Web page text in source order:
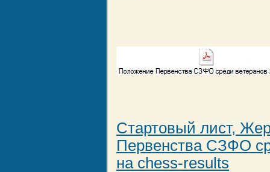
Стартовый лист,
Первенства СЗФО
на chess-results